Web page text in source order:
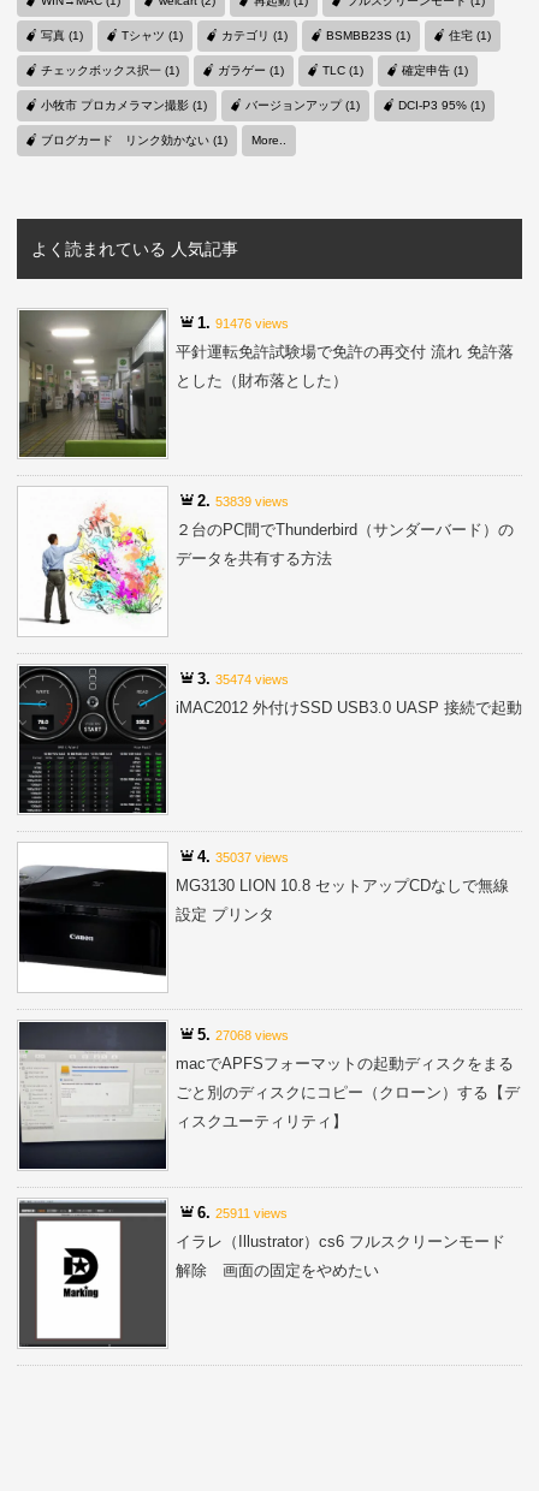
写真 (1) Tシャツ (1) カテゴリ (1) BSMBB23S (1) 住宅 (1)
チェックボックス択一 (1) ガラゲー (1) TLC (1) 確定申告 (1)
小牧市 プロカメラマン撮影 (1) バージョンアップ (1) DCI-P3 95% (1)
ブログカード リンク効かない (1) More..
よく読まれている 人気記事
1.91476 views
平針運転免許試験場で免許の再交付 流れ 免許落
とした（財布落とした）
2.53839 views
２台のPC間でThunderbird（サンダーバード）の
データを共有する方法
3.35474 views
iMAC2012 外付けSSD USB3.0 UASP 接続で起動
4.35037 views
MG3130 LION 10.8 セットアップCDなしで無線
設定 プリンタ
5.27068 views
macでAPFSフォーマットの起動ディスクをまる
ごと別のディスクにコピー（クローン）する【デ
ィスクユーティリティ】
6.25911 views
イラレ（Illustrator）cs6 フルスクリーンモード
解除 画面の固定をやめたい